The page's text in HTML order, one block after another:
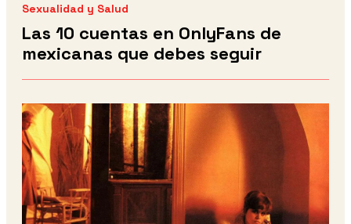
Sexualidad y Salud
Las 10 cuentas en OnlyFans de
mexicanas que debes seguir